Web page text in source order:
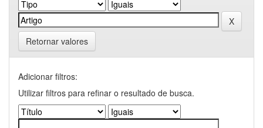
Retornar valores
Adicionar filtros:
Utilizar filtros para refinar o resultado de busca.